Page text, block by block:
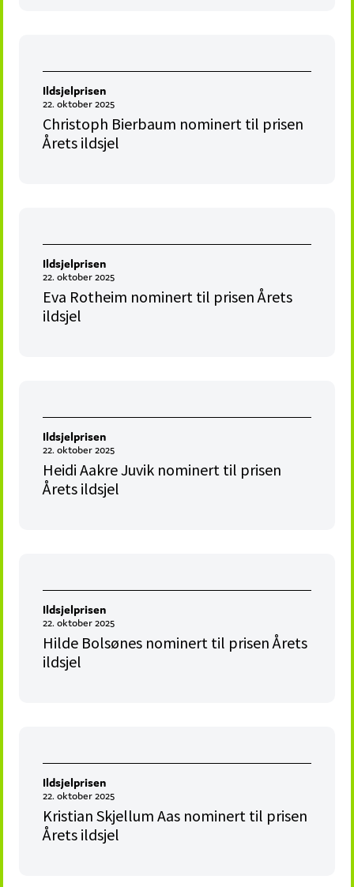
Ildsjelprisen
22. oktober 2025
Christoph Bierbaum nominert til prisen
Årets ildsjel
Ildsjelprisen
22. oktober 2025
Eva Rotheim nominert til prisen Årets
ildsjel
Ildsjelprisen
22. oktober 2025
Heidi Aakre Juvik nominert til prisen
Årets ildsjel
Ildsjelprisen
22. oktober 2025
Hilde Bolsønes nominert til prisen Årets
ildsjel
Ildsjelprisen
22. oktober 2025
Kristian Skjellum Aas nominert til prisen
Årets ildsjel